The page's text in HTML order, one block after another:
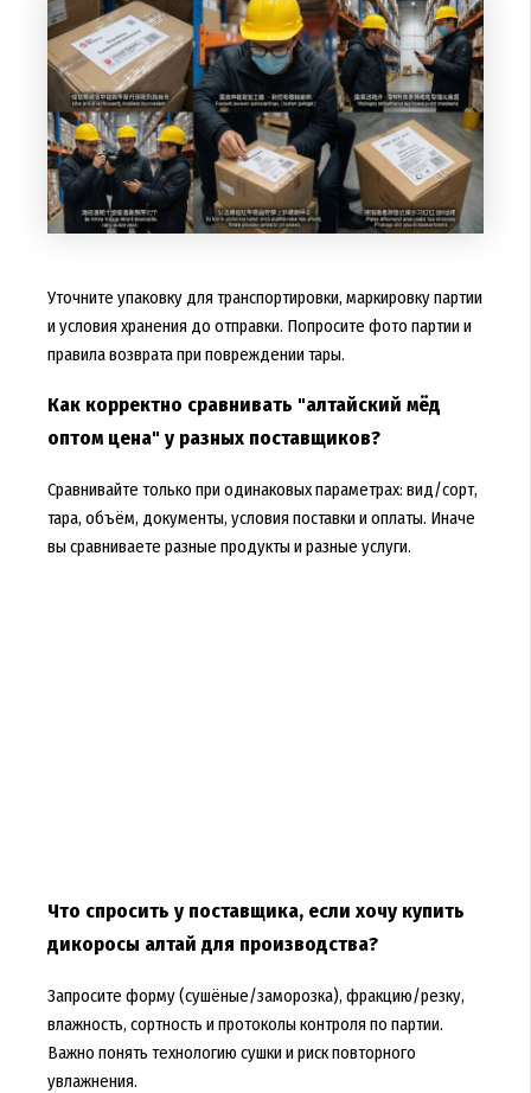
Уточните упаковку для транспортировки, маркировку партии
и условия хранения до отправки. Попросите фото партии и
правила возврата при повреждении тары.
Как корректно сравнивать "алтайский мёд
оптом цена" у разных поставщиков?
Сравнивайте только при одинаковых параметрах: вид/сорт,
тара, объём, документы, условия поставки и оплаты. Иначе
вы сравниваете разные продукты и разные услуги.
Что спросить у поставщика, если хочу купить
дикоросы алтай для производства?
Запросите форму (сушёные/заморозка), фракцию/резку,
влажность, сортность и протоколы контроля по партии.
Важно понять технологию сушки и риск повторного
увлажнения.